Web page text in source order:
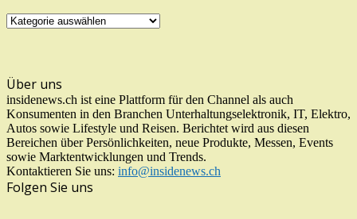
UNSERE
Über uns
insidenews.ch ist eine Plattform für den Channel als auch
Konsumenten in den Branchen Unterhaltungselektronik, IT, Elektro,
Autos sowie Lifestyle und Reisen. Berichtet wird aus diesen
Bereichen über Persönlichkeiten, neue Produkte, Messen, Events
sowie Marktentwicklungen und Trends.
Kontaktieren Sie uns: info@insidenews.ch
Folgen Sie uns